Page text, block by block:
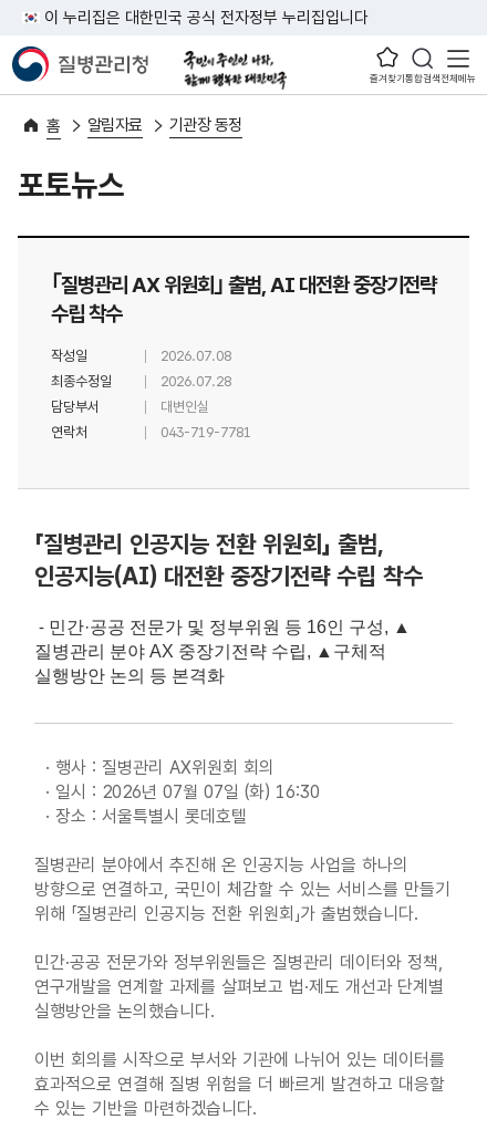
이 누리집은 대한민국 공식 전자정부 누리집입니다
즐겨찾기통합검색전체메뉴
홈 알림자료 기관장 동정
포토뉴스
｢질병관리 AX 위원회｣ 출범, AI 대전환 중장기전략
수립 착수
작성일
2026.07.08
최종수정일
2026.07.28
담당부서
대변인실
연락처
043-719-7781
「질병관리 인공지능 전환 위원회」 출범,
인공지능(AI) 대전환 중장기전략 수립 착수
- 민간·공공 전문가 및 정부위원 등 16인 구성, ▲
질병관리 분야 AX 중장기전략 수립, ▲구체적
실행방안 논의 등 본격화
· 행사 : 질병관리 AX위원회 회의
· 일시 : 2026년 07월 07일 (화) 16:30
· 장소 : 서울특별시 롯데호텔
질병관리 분야에서 추진해 온 인공지능 사업을 하나의
방향으로 연결하고, 국민이 체감할 수 있는 서비스를 만들기
위해 「질병관리 인공지능 전환 위원회」가 출범했습니다.
민간·공공 전문가와 정부위원들은 질병관리 데이터와 정책,
연구개발을 연계할 과제를 살펴보고 법·제도 개선과 단계별
실행방안을 논의했습니다.
이번 회의를 시작으로 부서와 기관에 나뉘어 있는 데이터를
효과적으로 연결해 질병 위험을 더 빠르게 발견하고 대응할
수 있는 기반을 마련하겠습니다.